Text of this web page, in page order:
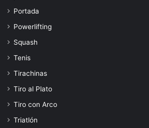
Portada
Powerlifting
Squash
Tenis
Tirachinas
Tiro al Plato
Tiro con Arco
Triatlón